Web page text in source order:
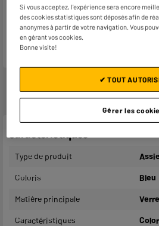
Caractéristiques
Type de produit
Coloris Bleu
Matière principale Verre
Caractéristiques
Si vous acceptez, l'expérience sera encore
des cookies statistiques sont déposés afin de
anonymes à partir de votre navigation. Vous
en gérant vos cookies.
Bonne visite!
Gérer les
✔ TOUT